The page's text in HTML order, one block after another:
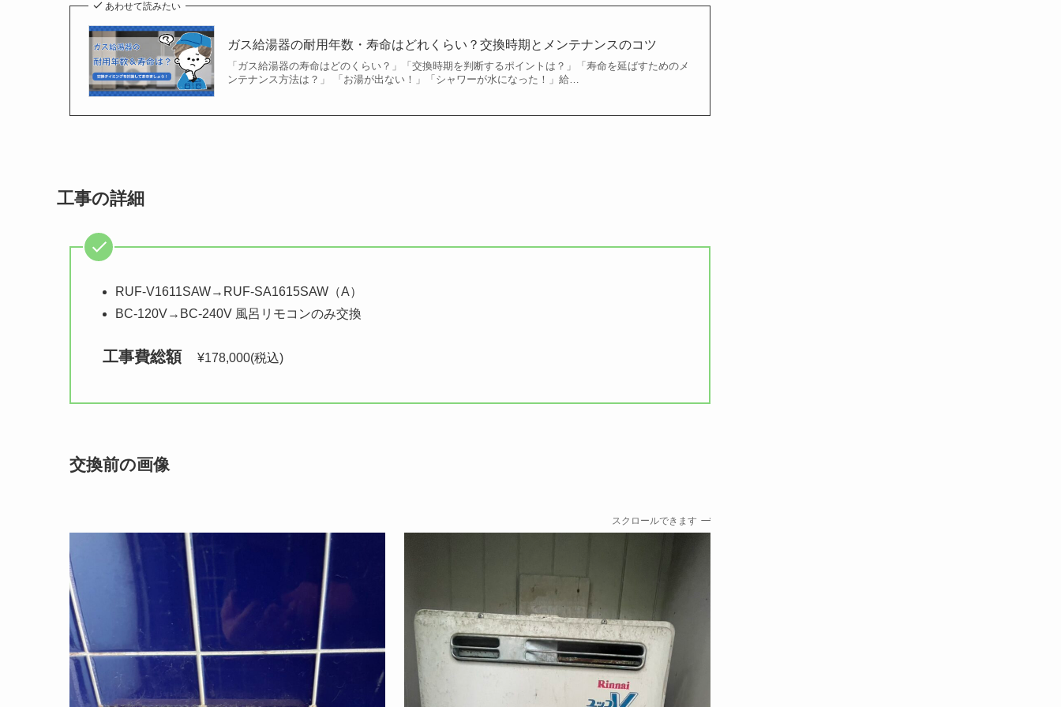
あわせて読みたい
ガス給湯器の耐用年数・寿命はどれくらい？交換時期とメンテナンスのコツ
「ガス給湯器の寿命はどのくらい？」「交換時期を判断するポイントは？」「寿命を延ばすためのメ
ンテナンス方法は？」 「お湯が出ない！」「シャワーが水になった！」給…
工事の詳細
RUF-V1611SAW→RUF-SA1615SAW（A）
BC-120V→BC-240V 風呂リモコンのみ交換
工事費総額 ¥178,000(税込)
交換前の画像
スクロールできます